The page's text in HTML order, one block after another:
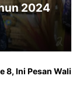
2024
8, Ini Pesan Wali